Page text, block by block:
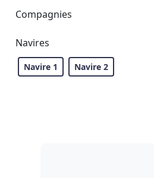
Compagnies
Navires
Navire 1 Navire 2